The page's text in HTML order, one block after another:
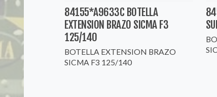
84155*A9633C BOTELLA
EXTENSION BRAZO SICMA F3
125/140
BOTELLA EXTENSION BRAZO
SICMA F3 125/140